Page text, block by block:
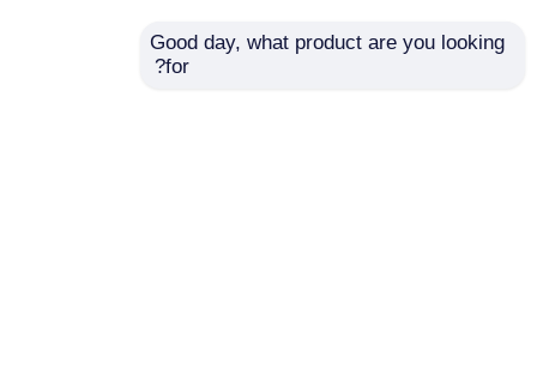
اتصل بنا
Good day, what product are you looking
for?